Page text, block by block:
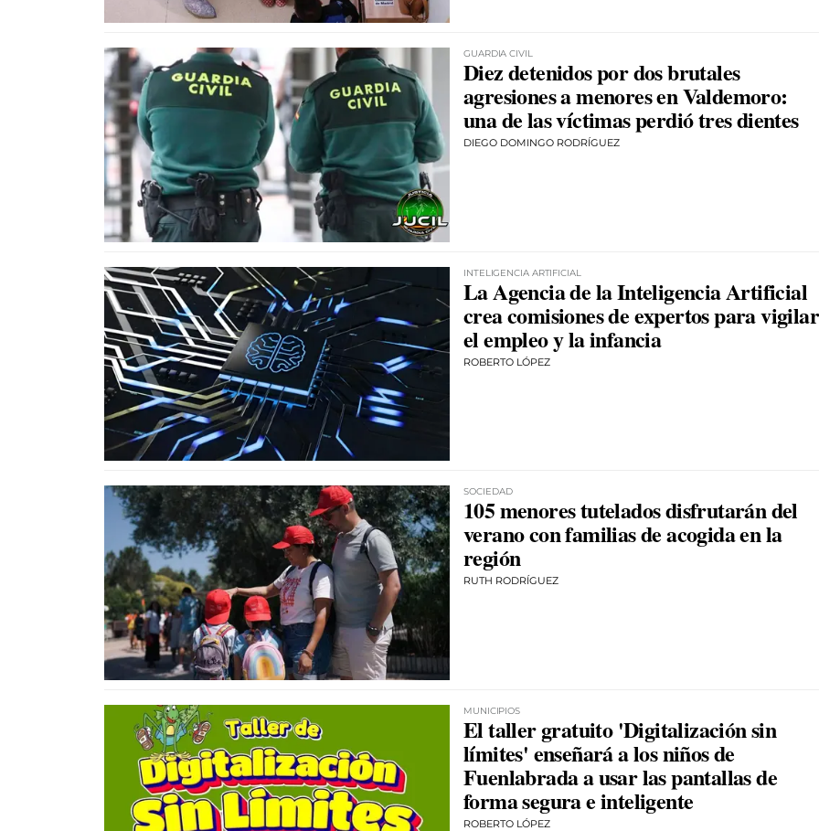
GUARDIA CIVIL
Diez detenidos por dos brutales
agresiones a menores en Valdemoro:
una de las víctimas perdió tres dientes
DIEGO DOMINGO RODRÍGUEZ
INTELIGENCIA ARTIFICIAL
La Agencia de la Inteligencia Artificial
crea comisiones de expertos para vigilar
el empleo y la infancia
ROBERTO LÓPEZ
SOCIEDAD
105 menores tutelados disfrutarán del
verano con familias de acogida en la
región
RUTH RODRÍGUEZ
MUNICIPIOS
El taller gratuito 'Digitalización sin
límites' enseñará a los niños de
Fuenlabrada a usar las pantallas de
forma segura e inteligente
ROBERTO LÓPEZ